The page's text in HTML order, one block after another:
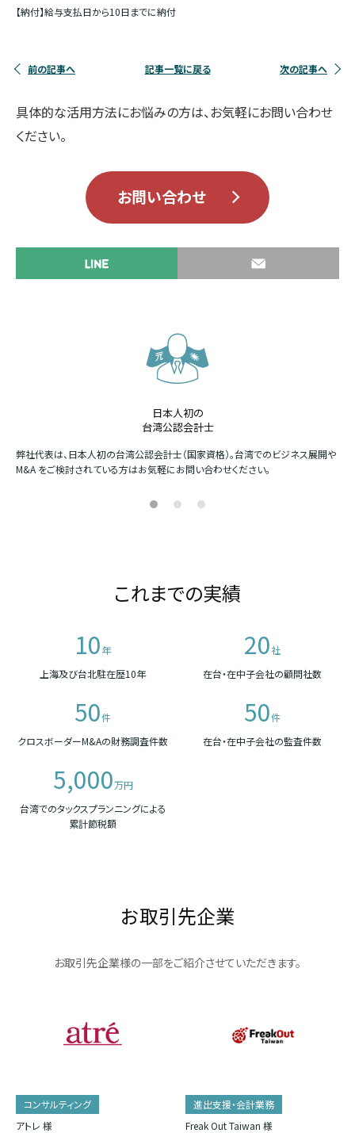
【納付】給与支払日から10日までに納付
前の記事へ 記事一覧に戻る 次の記事へ
具体的な活用方法にお悩みの方は、お気軽にお問い合わせ
ください。
お問い合わせ
日本人初の
台湾公認会計士
弊社代表は、日本人初の台湾公認会計士（国家資格）。台湾でのビジネス展開や
M&A をご検討されている方はお気軽にお問い合わせください。
これまでの実績
10年
上海及び台北駐在歴10年
20社
在台・在中子会社の顧問社数
50件
クロスボーダーM&Aの財務調査件数
50件
在台・在中子会社の監査件数
5,000万円
台湾でのタックスプランニングによる
累計節税額
お取引先企業
お取引先企業様の一部をご紹介させていただきます。
コンサルティング
アトレ 様
進出支援・会計業務
Freak Out Taiwan 様